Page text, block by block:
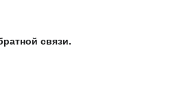
связи.